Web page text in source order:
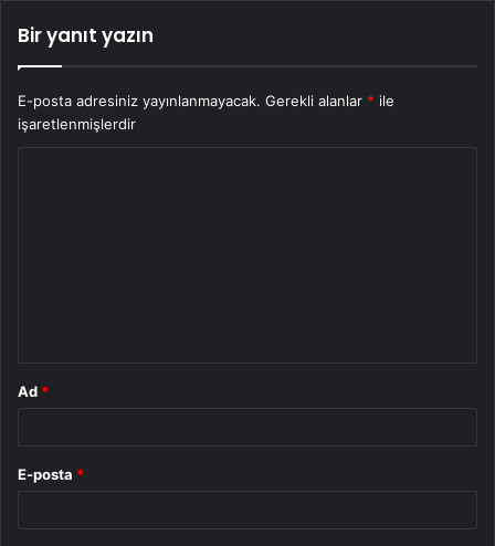
Bir yanıt yazın
E-posta adresiniz yayınlanmayacak. Gerekli alanlar * ile
işaretlenmişlerdir
Ad *
E-posta *